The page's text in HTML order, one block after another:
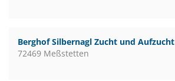
Berghof Silbernagl Zucht und Aufzucht
72469 Meßstetten